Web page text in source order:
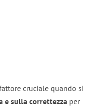
cruciale quando si
e sulla correttezza per